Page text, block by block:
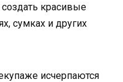
красивые
сумках и других
исчерпаются